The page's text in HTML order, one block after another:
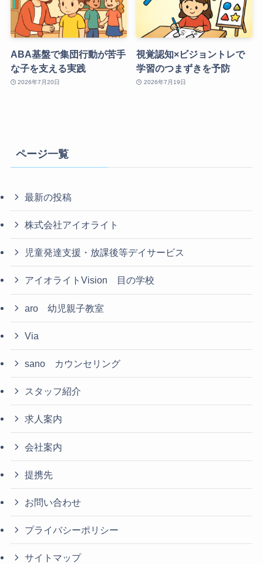
ABA基盤で集団行動が苦手
な子を支える実践
2026年7月20日
視覚認知×ビジョントレで
学習のつまずきを予防
2026年7月19日
ページ一覧
最新の投稿
株式会社アイオライト
児童発達支援・放課後等デイサービス
アイオライトVision 目の学校
aro 幼児親子教室
Via
sano カウンセリング
スタッフ紹介
求人案内
会社案内
提携先
お問い合わせ
プライバシーポリシー
サイトマップ